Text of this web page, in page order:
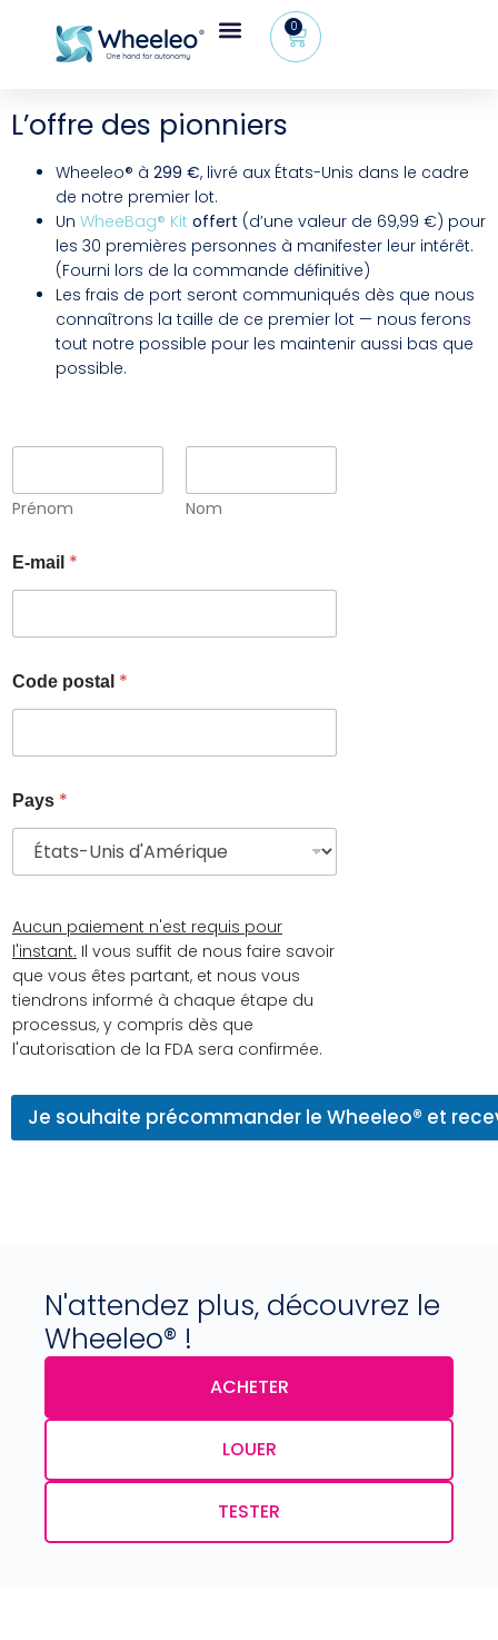
0
L’offre des pionniers
Wheeleo® à 299 €, livré aux États-Unis dans le cadre
de notre premier lot.
Un WheeBag® Kit offert (d’une valeur de 69,99 €) pour
les 30 premières personnes à manifester leur intérêt.
(Fourni lors de la commande définitive)
Les frais de port seront communiqués dès que nous
connaîtrons la taille de ce premier lot — nous ferons
tout notre possible pour les maintenir aussi bas que
possible.
é
n
m
*
Prénom Nom
E-mail *
Code postal *
Pays *
Aucun paiement n'est requis pour
l'instant. Il vous suffit de nous faire savoir
que vous êtes partant, et nous vous
tiendrons informé à chaque étape du
processus, y compris dès que
l'autorisation de la FDA sera confirmée.
Je souhaite précommander le Wheeleo® et
N'attendez plus, découvrez le
Wheeleo® !
ACHETER
LOUER
TESTER